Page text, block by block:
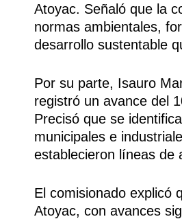
Atoyac. Señaló que la
normas ambientales,
desarrollo sustentable
Por su parte, Isauro
registró un avance del
Precisó que se
municipales e
establecieron líneas de
El comisionado explicó
Atoyac, con avances